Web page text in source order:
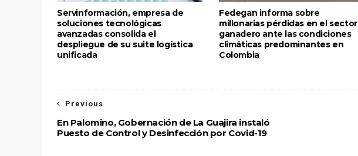
Servinformación, empresa de
soluciones tecnológicas
avanzadas consolida el
despliegue de su suite logística
unificada
Fedegan informa sobre
millonarias pérdidas en el sector
ganadero ante las condiciones
climáticas predominantes en
Colombia
Previous
En Palomino, Gobernación de La Guajira instaló
Puesto de Control y Desinfección por Covid-19